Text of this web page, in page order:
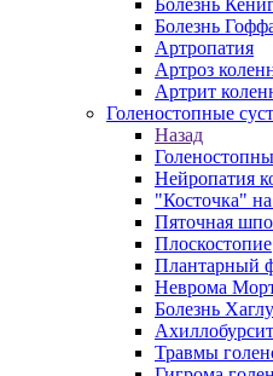
Болезнь
Болезнь
Артропатия
Артроз
Артрит
Голеностопные
Назад
Нейропатия
"Косточка"
Пяточная
Плоскостопие
Плантарный
Неврома
Болезнь
Ахиллобурсит
Травмы